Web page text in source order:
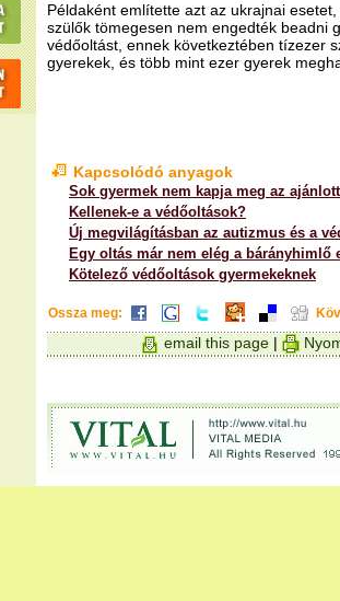
Példaként említette azt az ukrajnai
szülők tömegesen nem engedték beadni
védőoltást, ennek következtében tízezer
gyerekek, és több mint ezer gyerek
Kapcsolódó anyagok
Sok gyermek nem kapja meg az
Kellenek-e a védőoltások?
Új megvilágításban az autizmus és a
Egy oltás már nem elég a bárányhimlő
Kötelező védőoltások gyermekeknek
Ossza meg:
email this page |